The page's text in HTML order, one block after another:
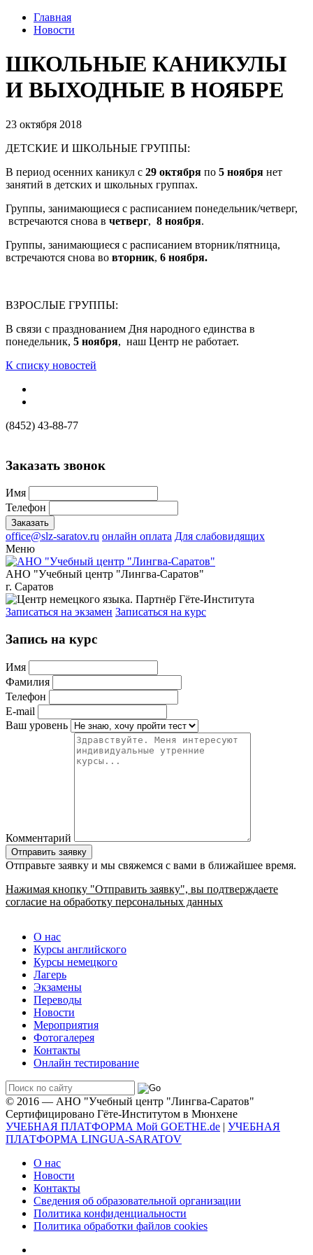
Главная
Новости
ШКОЛЬНЫЕ КАНИКУЛЫ
И ВЫХОДНЫЕ В НОЯБРЕ
23 октября 2018
ДЕТСКИЕ И ШКОЛЬНЫЕ ГРУППЫ:
В период осенних каникул с 29 октября по 5 ноября нет
занятий в детских и школьных группах.
Группы, занимающиеся с расписанием понедельник/четверг,
встречаются снова в четверг, 8 ноября.
Группы, занимающиеся с расписанием вторник/пятница,
встречаются снова во вторник, 6 ноября.
ВЗРОСЛЫЕ ГРУППЫ:
В связи с празднованием Дня народного единства в
понедельник, 5 ноября, наш Центр не работает.
К списку новостей
(8452) 43-88-77
Заказать звонок
Имя
Телефон
office@slz-saratov.ru онлайн оплата Для слабовидящих
Меню
АНО "Учебный центр "Лингва-Саратов"
г. Саратов
Записаться на экзамен Записаться на курс
Запись на курс
Имя
Фамилия
Телефон
E-mail
Ваш уровень
Комментарий
Отправьте заявку и мы свяжемся с вами в ближайшее время.
Нажимая кнопку "Отправить заявку", вы подтверждаете
согласие на обработку персональных данных
О нас
Курсы английского
Курсы немецкого
Лагерь
Экзамены
Переводы
Новости
Мероприятия
Фотогалерея
Контакты
Онлайн тестирование
© 2016 — АНО "Учебный центр "Лингва-Саратов"
Сертифицировано Гёте-Институтом в Мюнхене
УЧЕБНАЯ ПЛАТФОРМА Мой GOETHE.de | УЧЕБНАЯ
ПЛАТФОРМА LINGUA-SARATOV
О нас
Новости
Контакты
Сведения об образовательной организации
Политика конфиденциальности
Политика обработки файлов cookies